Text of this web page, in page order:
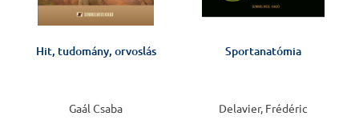
Hit, tudomány, orvoslás
Gaál Csaba
Sportanatómia
Delavier, Frédéric